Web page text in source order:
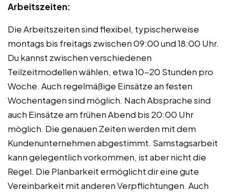
Arbeitszeiten:
Die Arbeitszeiten sind flexibel, typischerweise
montags bis freitags zwischen 09:00 und 18:00 Uhr.
Du kannst zwischen verschiedenen
Teilzeitmodellen wählen, etwa 10-20 Stunden pro
Woche. Auch regelmäßige Einsätze an festen
Wochentagen sind möglich. Nach Absprache sind
auch Einsätze am frühen Abend bis 20:00 Uhr
möglich. Die genauen Zeiten werden mit dem
Kundenunternehmen abgestimmt. Samstagsarbeit
kann gelegentlich vorkommen, ist aber nicht die
Regel. Die Planbarkeit ermöglicht dir eine gute
Vereinbarkeit mit anderen Verpflichtungen. Auch